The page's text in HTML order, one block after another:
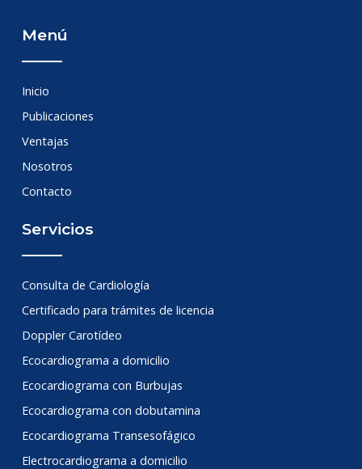
Menú
Inicio
Publicaciones
Ventajas
Nosotros
Contacto
Servicios
Consulta de Cardiología
Certificado para trámites de licencia
Doppler Carotídeo
Ecocardiograma a domicilio
Ecocardiograma con Burbujas
Ecocardiograma con dobutamina
Ecocardiograma Transesofágico
Electrocardiograma a domicilio